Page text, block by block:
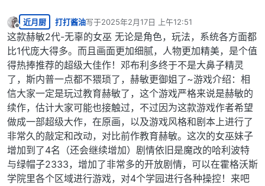
离线
近月厨 打打酱油写于2025年2月17日 上午12:51
最后由 编辑
这款赫敏2代-无辜的女巫 无论是角色，玩法，系统各方面都
比1代庞大得多。而且画面更加细腻，人物更加精美，是个值
得热捧推荐的超级大佳作！邓布利多终于不是大鼻子精灵
了，斯内普一点都不猥琐了，赫敏更御姐了~游戏介绍：相
信大家一定是玩过教育赫敏了，这个游戏严格来说是赫敏的
续作，估计大家可能也接触过，不过因为这款游戏作者希望
做成一部超级大作，在原画，以及游戏风格和剧本上进行了
非常久的敲定和改动，对比前作教育赫敏。这次的女巫妹子
增加到了4名（还会继续增加）剧情依旧是魔改的哈利波特
与绿帽子2333，增加了非常多的开放剧情，可以在霍格沃斯
学院里各个区域进行游戏，对4个学园进行各种操控！来吧